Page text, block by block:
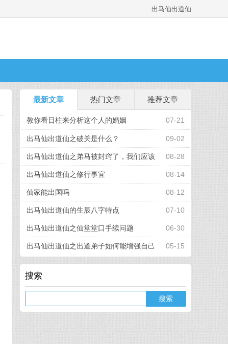
出马仙出道仙
最新文章 热门文章 推荐文章
07-21
教你看日柱来分析这个人的婚姻
09-02
出马仙出道仙之破关是什么？
08-28
出马仙出道仙之弟马被封窍了，我们应该
怎么办 08-14
出马仙出道仙之修行事宜
08-12
仙家能出国吗
07-10
出马仙出道仙的生辰八字特点
06-30
出马仙出道仙之仙堂堂口手续问题
05-15
出马仙出道仙之出道弟子如何能增强自己
的看事能力
搜索
Search